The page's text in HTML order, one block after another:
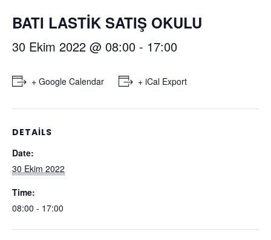
BATI LASTİK SATIŞ OKULU
30 Ekim 2022 @ 08:00 - 17:00
+ Google Calendar + iCal Export
DETAILS
Date:
30 Ekim 2022
Time:
08:00 - 17:00